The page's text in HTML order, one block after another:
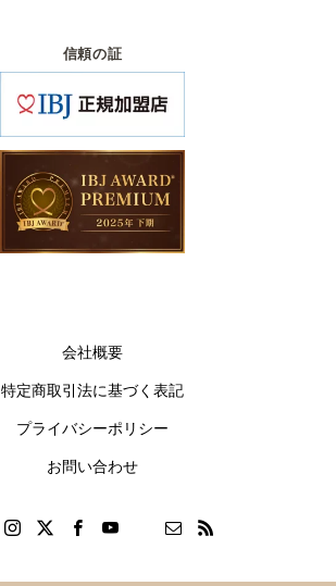
信頼の証
会社概要
特定商取引法に基づく表記
プライバシーポリシー
お問い合わせ